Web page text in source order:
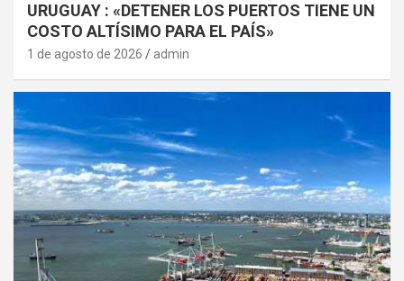
URUGUAY : «DETENER LOS PUERTOS TIENE UN
COSTO ALTÍSIMO PARA EL PAÍS»
1 de agosto de 2026 admin